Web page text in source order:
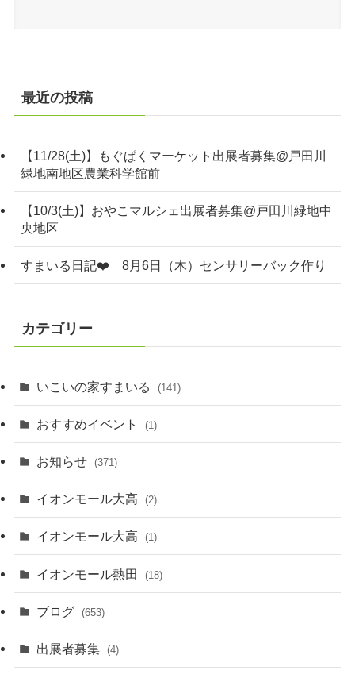
最近の投稿
【11/28(土)】もぐぱくマーケット出展者募集@戸田川
緑地南地区農業科学館前
【10/3(土)】おやこマルシェ出展者募集@戸田川緑地中
央地区
すまいる日記❤️ 8月6日（木）センサリーバック作り
カテゴリー
いこいの家すまいる (141)
おすすめイベント (1)
お知らせ (371)
イオンモール大高 (2)
イオンモール大高 (1)
イオンモール熱田 (18)
ブログ (653)
出展者募集 (4)